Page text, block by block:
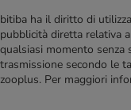
bitiba ha il diritto di
pubblicità diretta relativa
qualsiasi momento senza
trasmissione secondo le
zooplus. Per maggiori